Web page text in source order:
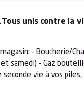
unis contre la
- Boucherie/
et samedi) - Gaz
vie à vos